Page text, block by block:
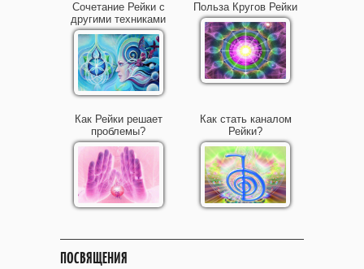
Сочетание Рейки с
другими техниками
Польза Кругов Рейки
Как Рейки решает
проблемы?
Как стать каналом
Рейки?
ПОСВЯЩЕНИЯ